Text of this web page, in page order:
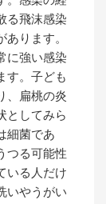
る飛沫感染
ります。
に強い感染
す。子ども
、扁桃の炎
としてみら
細菌であ
つる可能性
いる人だけ
いやうがい